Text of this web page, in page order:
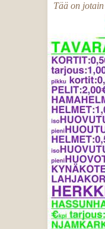
Tää on